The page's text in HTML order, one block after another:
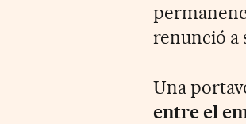
renunció a
Una
entre el